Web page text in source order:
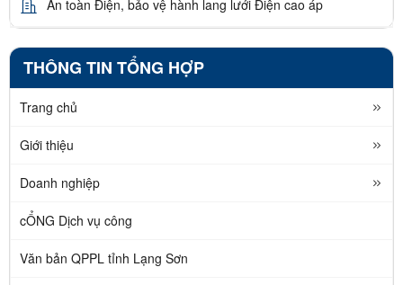
An toàn Điện, bảo vệ hành lang lưới Điện cao áp
THÔNG TIN TỔNG HỢP
Trang chủ
Giới thiệu
Doanh nghiệp
cỔNG Dịch vụ công
Văn bản QPPL tỉnh Lạng Sơn